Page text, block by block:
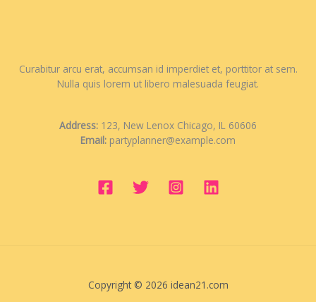
Curabitur arcu erat, accumsan id imperdiet et, porttitor at sem.
Nulla quis lorem ut libero malesuada feugiat.
Address: 123, New Lenox Chicago, IL 60606
Email: partyplanner@example.com
Copyright © 2026 idean21.com